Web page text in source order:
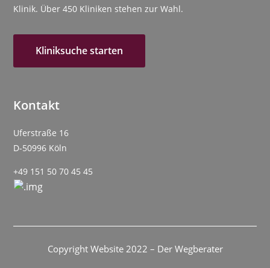
Klinik. Über 450 Kliniken stehen zur Wahl.
Kliniksuche starten
Kontakt
Uferstraße 16
D-50996 Köln
+49 151 50 70 45 45
Copyright Website 2022 – Der Wegberater